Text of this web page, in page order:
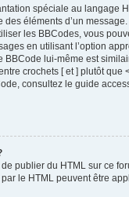
spéciale au langage
éléments d’un
les BBCodes, vous
en utilisant l’option
BBCode lui-même est
crochets [ et ] plutôt que
consultez le guide
de publier du HTML sur ce
le HTML peuvent être